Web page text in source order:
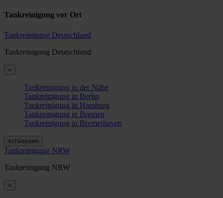
Tankreinigung vor Ort
Tankreinigung Deutschland
Tankreinigung Deutschland
×
Tankreinigung in der Nähe
Tankreinigung in Berlin
Tankreinigung in Hamburg
Tankreinigung in Bremen
Tankreinigung in Bremerhaven
schliessen
Tankreinigung NRW
Tankreinigung NRW
×